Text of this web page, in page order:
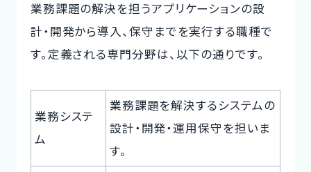
業務課題の解決を担うアプリケーションの設
計・開発から導入、保守までを実行する職種で
す。定義される専門分野は、以下の通りです。
業務システ
ム
業務課題を解決するシステムの
設計・開発・運用保守を担いま
す。